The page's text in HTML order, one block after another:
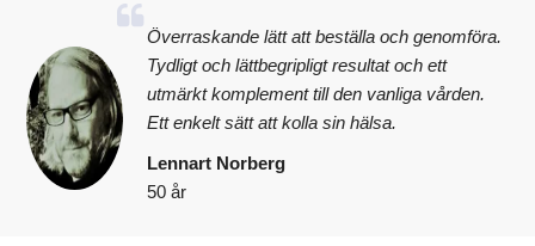
Överraskande lätt att beställa och genomföra.
Tydligt och lättbegripligt resultat och ett
utmärkt komplement till den vanliga vården.
Ett enkelt sätt att kolla sin hälsa.
Lennart Norberg
50 år